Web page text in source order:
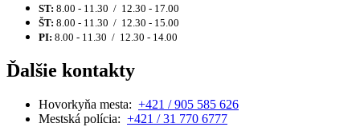
ST: 8.00 - 11.30 / 12.30 - 17.00
ŠT: 8.00 - 11.30 / 12.30 - 15.00
PI: 8.00 - 11.30 / 12.30 - 14.00
Ďalšie kontakty
Hovorkyňa mesta: +421 / 905 585 626
Mestská polícia: +421 / 31 770 6777